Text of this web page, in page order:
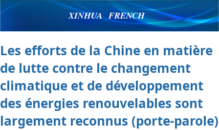
XINHUA FRENCH
Les efforts de la Chine en matière
de lutte contre le changement
climatique et de développement
des énergies renouvelables sont
largement reconnus (porte-parole)